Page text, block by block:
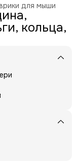
для мыши
кольца,